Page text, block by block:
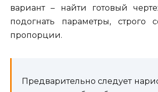
вариант – найти готовый
подогнать параметры, строго
пропорции.
Предварительно следует